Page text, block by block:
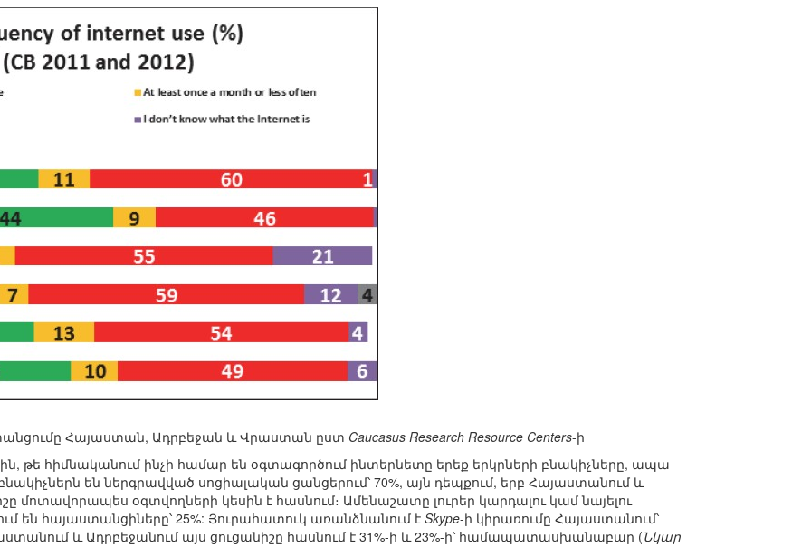
Հայաստան, Ադրբեջան և Վրաստան ըստ Caucasus Research Resource Centers-ի
թե հիմնականում ինչի համար են օգտագործում ինտերնետը երեք երկրների բնակիչները, ապա
են ներգրավված սոցիալական ցանցերում՝ 70%, այն դեպքում, երբ Հայաստանում և
մոտավորապես օգտվողների կեսին է հասնում։ Ամենաշատը լուրեր կարդալու կամ նայելու
են հայաստանցիները՝ 25%: Յուրահատուկ առանձնանում է Skype-ի կիրառումը Հայաստանում՝
և Ադրբեջանում այս ցուցանիշը հասնում է 31%-ի և 23%-ի՝ համապատասխանաբար (Նկար